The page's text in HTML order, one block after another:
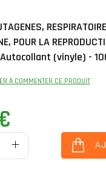
POUR LA
(vinyle) -
À COMMENTER CE PRODUIT